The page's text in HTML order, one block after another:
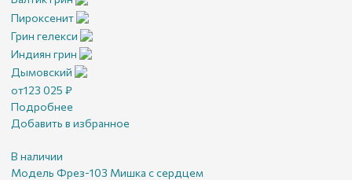
Пироксенит
Грин гелекси
Индиян грин
Дымовский
от123 025 ₽
Подробнее
Добавить в избранное
В наличии
Модель Фрез-103 Мишка с сердцем